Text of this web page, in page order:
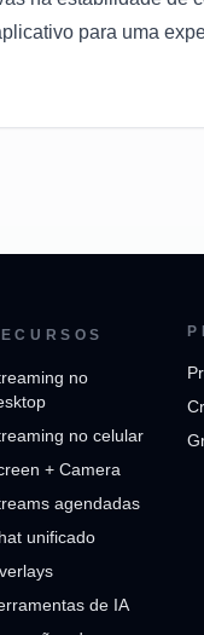
para uma
no
no celular
+ Camera
agendadas
unificado
de IA